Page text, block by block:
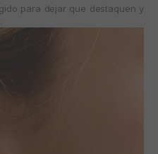
para dejar que destaquen y